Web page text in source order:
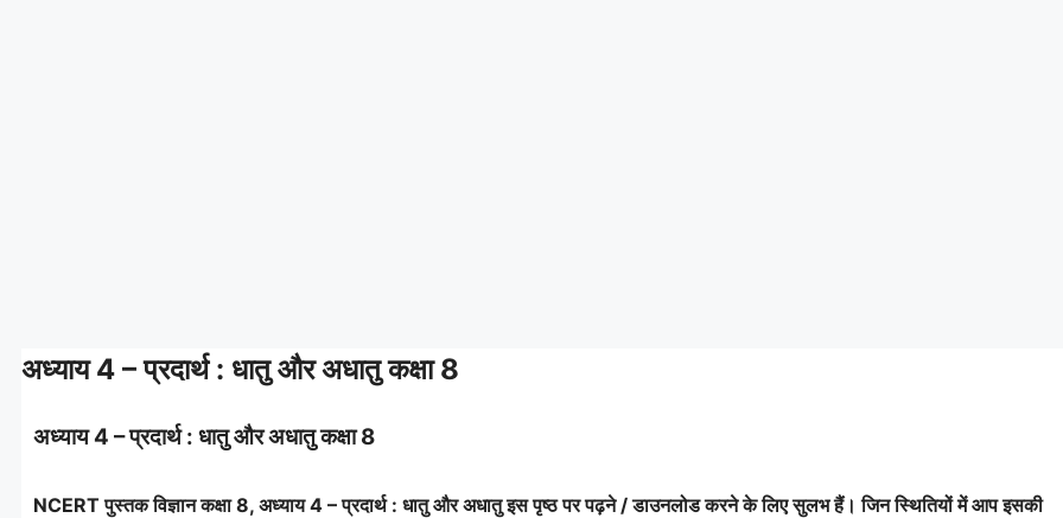
अध्याय 4 – प्रदार्थ : धातु और अधातु कक्षा 8
अध्याय 4 – प्रदार्थ : धातु और अधातु कक्षा 8
NCERT पुस्तक विज्ञान कक्षा 8, अध्याय 4 – प्रदार्थ : धातु और अधातु इस पृष्ठ पर पढ़ने / डाउनलोड करने के लिए सुलभ हैं। जिन स्थितियों में आप इसकी